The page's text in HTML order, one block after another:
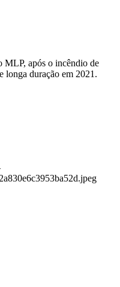
MLP, após o incêndio de
longa duração em 2021.